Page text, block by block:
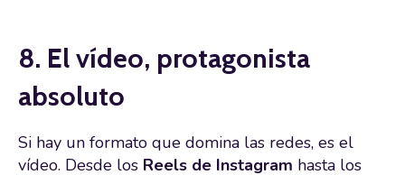
8. El vídeo, protagonista
absoluto
Si hay un formato que domina las redes, es el
vídeo. Desde los Reels de Instagram hasta los